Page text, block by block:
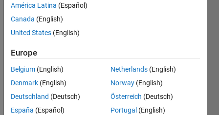
Active
since
Following:
América Latina (Español)
Canada (English)
United States (English)
Europe
Belgium (English)
Denmark (English)
Deutschland (Deutsch)
España (Español)
Netherlands (English)
Norway (English)
Österreich (Deutsch)
Portugal (English)